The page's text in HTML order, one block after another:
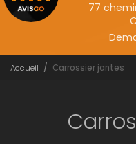
77
Accueil Carrossier jantes